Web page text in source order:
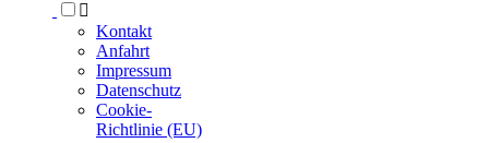

Kontakt
Anfahrt
Impressum
Datenschutz
Cookie-
Richtlinie (EU)